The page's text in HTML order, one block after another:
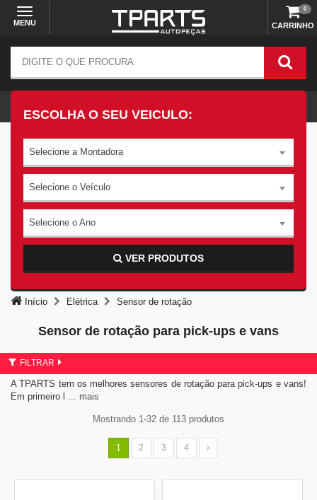
MENU CARRINHO
0
ESCOLHA O SEU VEICULO:
Selecione a Montadora
Selecione o Veículo
Selecione o Ano
VER PRODUTOS
Início Elétrica Sensor de rotação
Sensor de rotação para pick-ups e vans
FILTRAR
A TPARTS tem os melhores sensores de rotação para pick-ups e vans!
Em primeiro l ... mais
Mostrando 1-32 de 113 produtos
1 2 3 4